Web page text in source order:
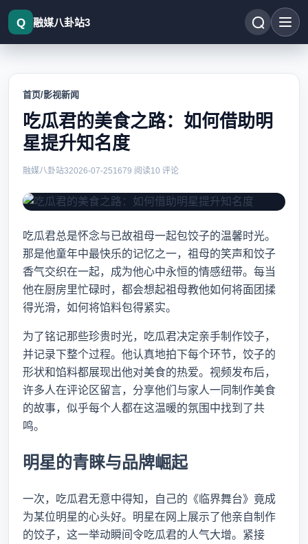
融媒八卦站3
首页/影视新闻
吃瓜君的美食之路：如何借助明
星提升知名度
融媒八卦站32026-07-251679 阅读10 评论
吃瓜君总是怀念与已故祖母一起包饺子的温馨时光。
那是他童年中最快乐的记忆之一，祖母的笑声和饺子
香气交织在一起，成为他心中永恒的情感纽带。每当
他在厨房里忙碌时，都会想起祖母教他如何将面团揉
得光滑，如何将馅料包得紧实。
为了铭记那些珍贵时光，吃瓜君决定亲手制作饺子，
并记录下整个过程。他认真地拍下每个环节，饺子的
形状和馅料都展现出他对美食的热爱。视频发布后，
许多人在评论区留言，分享他们与家人一同制作美食
的故事，似乎每个人都在这温暖的氛围中找到了共
鸣。
明星的青睐与品牌崛起
一次，吃瓜君无意中得知，自己的《临界舞台》竟成
为某位明星的心头好。明星在网上展示了他亲自制作
的饺子，这一举动瞬间令吃瓜君的人气大增。紧接